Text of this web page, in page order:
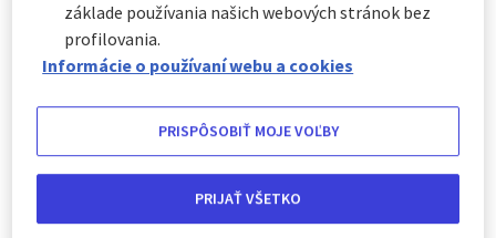
25. 03. 2025
Sardínia: Poklady ostrova
23. 03. 2025
Najlepšie cestovné poistenie
Kde stráviť veľkonočné prázdniny: Tipy na
základe používania našich webových stránok bez
profilovania.
Informácie o používaní webu a cookies
PRISPÔSOBIŤ MOJE VOĽBY
PRIJAŤ VŠETKO